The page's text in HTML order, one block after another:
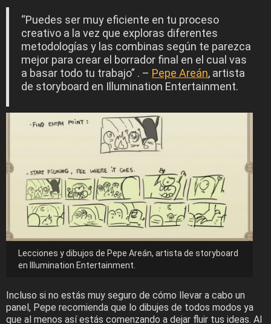
“Puedes ser muy eficiente en tu proceso
creativo a la vez que exploras diferentes
metodologías y las combinas según te parezca
mejor para crear el borrador final en el cual vas
a basar todo tu trabajo” . – Pepe Areán, artista
de storyboard en Illumination Entertainment.
Lecciones y dibujos de Pepe Areán, artista de storyboard
en Illumination Entertainment.
Incluso si no estás muy seguro de cómo llevar a cabo un
panel, Pepe recomienda que lo dibujes de todos modos ya
que al menos así estás comenzando a dejar fluir tus ideas. Al